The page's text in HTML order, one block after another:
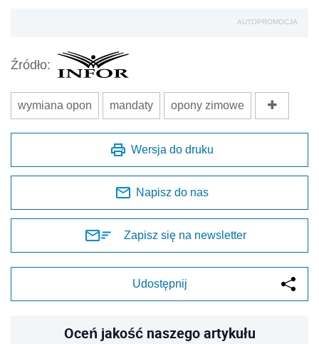
AUTOPROMOCJA
Źródło:
wymiana opon mandaty opony zimowe
Wersja do druku
Napisz do nas
Zapisz się na newsletter
Udostępnij
Oceń jakość naszego artykułu